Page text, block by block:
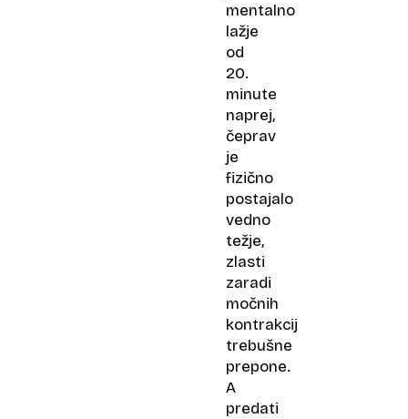
mentalno
lažje
od
20.
minute
naprej,
čeprav
je
fizično
postajalo
vedno
težje,
zlasti
zaradi
močnih
kontrakcij
trebušne
prepone.
A
predati